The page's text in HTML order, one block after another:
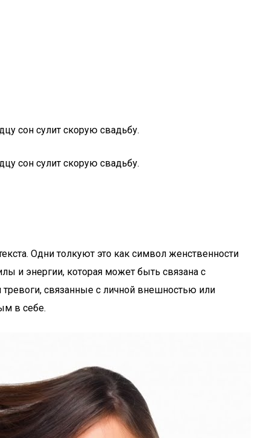
сон сулит скорую свадьбу.
сон сулит скорую свадьбу.
Одни толкуют это как символ женственности
и энергии, которая может быть связана с
связанные с личной внешностью или
в себе.